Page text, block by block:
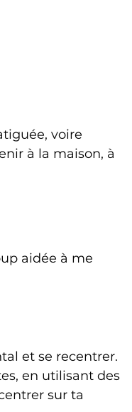
voire
à la maison, à
aidée à me
et se recentrer.
en utilisant des
sur ta